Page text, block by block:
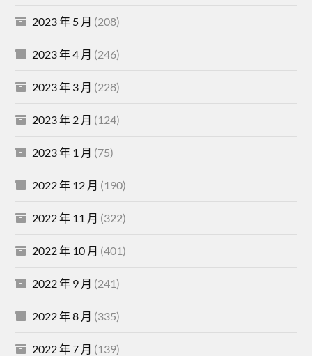
2023 年 5 月 (208)
2023 年 4 月 (246)
2023 年 3 月 (228)
2023 年 2 月 (124)
2023 年 1 月 (75)
2022 年 12 月 (190)
2022 年 11 月 (322)
2022 年 10 月 (401)
2022 年 9 月 (241)
2022 年 8 月 (335)
2022 年 7 月 (139)